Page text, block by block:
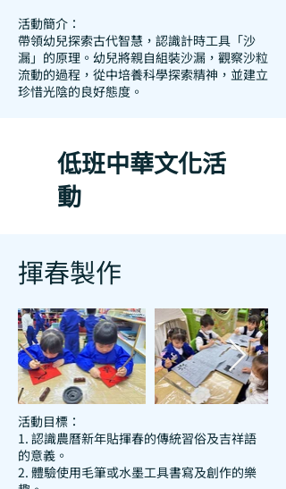
活動簡介：
帶領幼兒探索古代智慧，認識計時工具「沙
漏」的原理。幼兒將親自組裝沙漏，觀察沙粒
流動的過程，從中培養科學探索精神，並建立
珍惜光陰的良好態度。
低班中華文化活
動
揮春製作
活動目標：
1. 認識農曆新年貼揮春的傳統習俗及吉祥語
的意義。
2. 體驗使用毛筆或水墨工具書寫及創作的樂